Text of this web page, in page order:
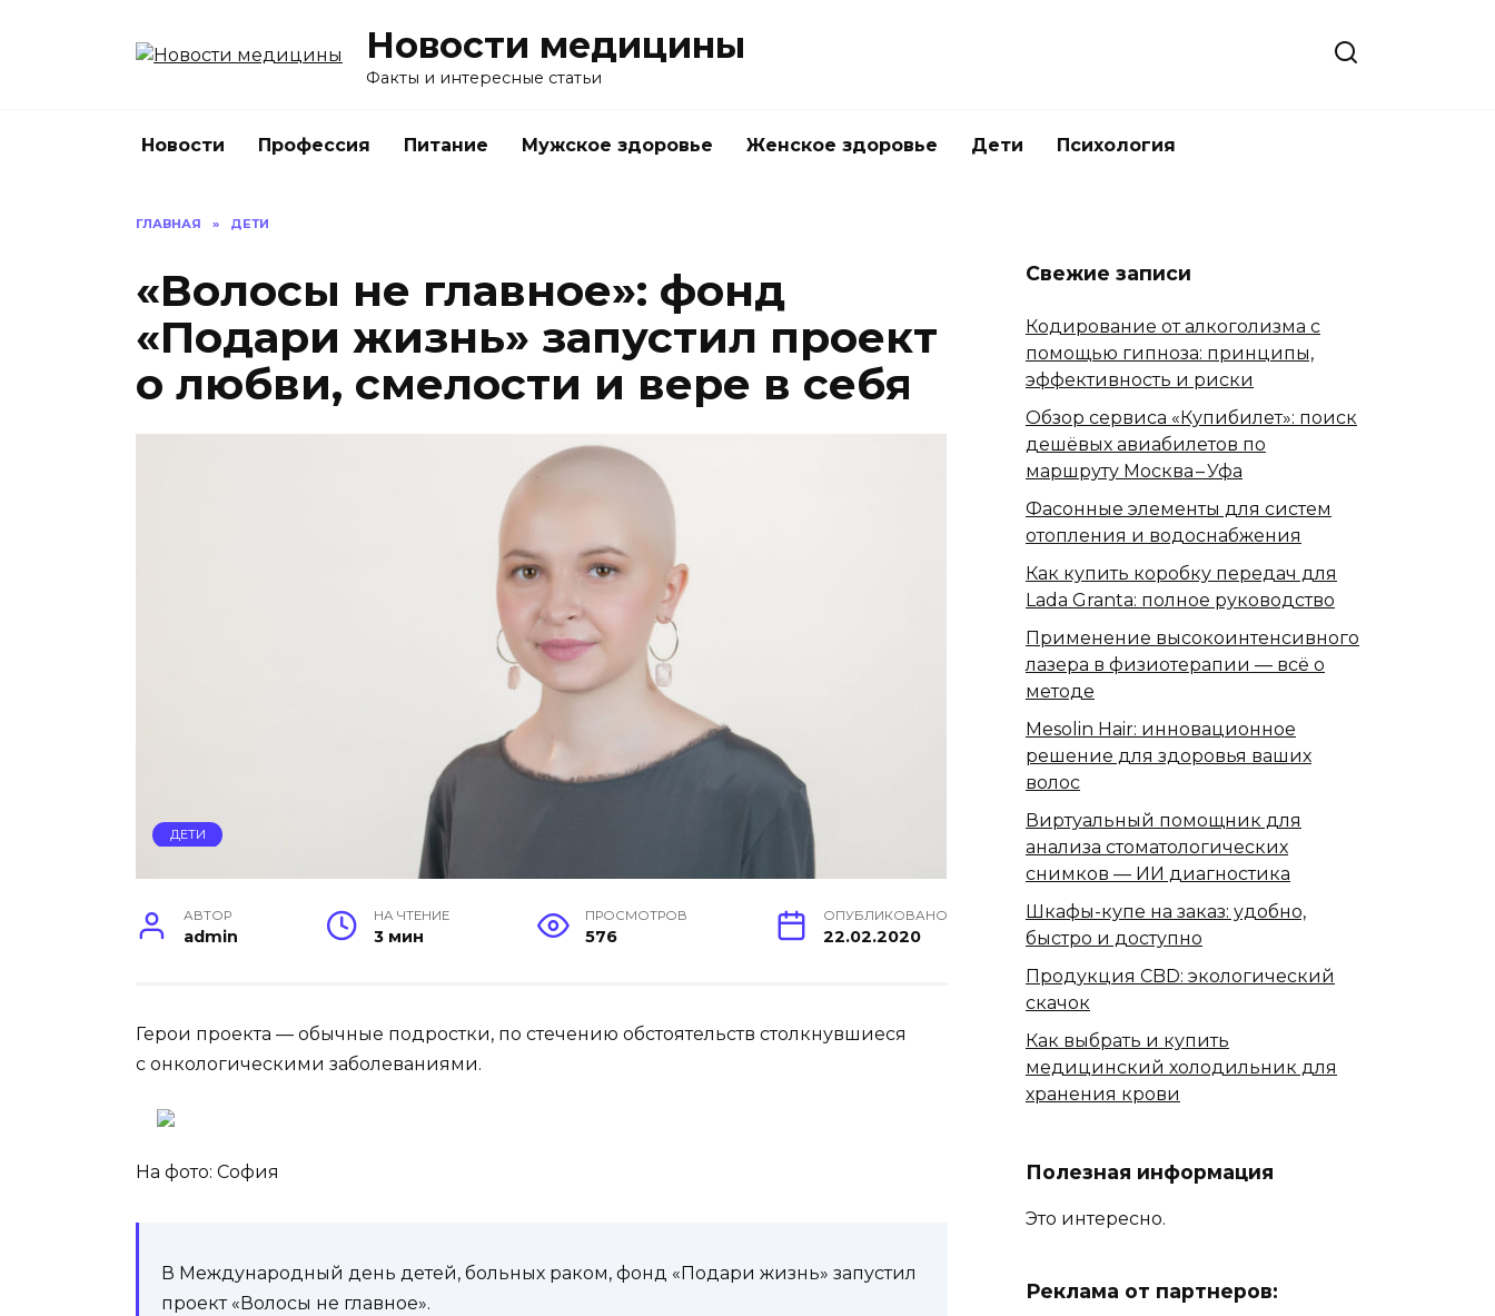
Новости медицины
Факты и интересные статьи
Новости Профессия Питание Мужское здоровье Женское здоровье Дети Психология
ГЛАВНАЯ » ДЕТИ
«Волосы не главное»: фонд
«Подари жизнь» запустил проект
о любви, смелости и вере в себя
ДЕТИ
АВТОР
admin
НА ЧТЕНИЕ
3 мин
ПРОСМОТРОВ
576
ОПУБЛИКОВАНО
22.02.2020
Герои проекта — обычные подростки, по стечению обстоятельств столкнувшиеся
с онкологическими заболеваниями.
На фото: София
В Международный день детей, больных раком, фонд «Подари жизнь» запустил
проект «Волосы не главное».
Свежие записи
Кодирование от алкоголизма с
помощью гипноза: принципы,
эффективность и риски
Обзор сервиса «Купибилет»: поиск
дешёвых авиабилетов по
маршруту Москва – Уфа
Фасонные элементы для систем
отопления и водоснабжения
Как купить коробку передач для
Lada Granta: полное руководство
Применение высокоинтенсивного
лазера в физиотерапии — всё о
методе
Mesolin Hair: инновационное
решение для здоровья ваших
волос
Виртуальный помощник для
анализа стоматологических
снимков — ИИ диагностика
Шкафы-купе на заказ: удобно,
быстро и доступно
Продукция CBD: экологический
скачок
Как выбрать и купить
медицинский холодильник для
хранения крови
Полезная информация
Это интересно.
Реклама от партнеров: